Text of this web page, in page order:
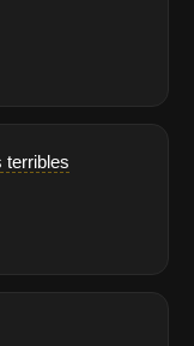
terribles